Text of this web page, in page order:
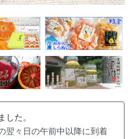
した。
翌々日の午前中以降に到着